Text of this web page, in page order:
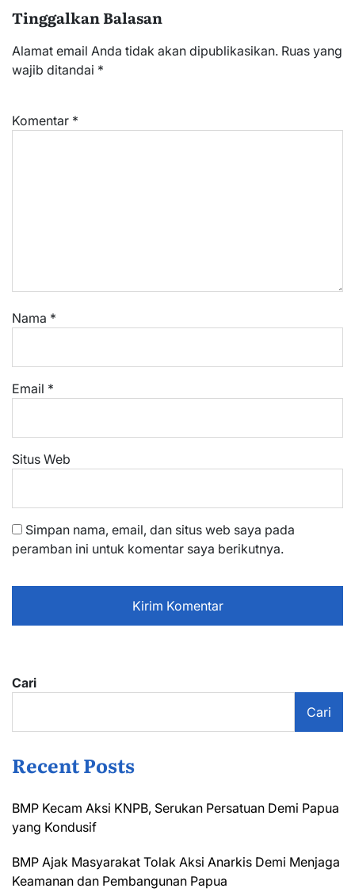
Tinggalkan Balasan
Alamat email Anda tidak akan dipublikasikan. Ruas yang
wajib ditandai *
Komentar *
Nama *
Email *
Situs Web
Simpan nama, email, dan situs web saya pada
peramban ini untuk komentar saya berikutnya.
Cari
Cari
Recent Posts
BMP Kecam Aksi KNPB, Serukan Persatuan Demi Papua
yang Kondusif
BMP Ajak Masyarakat Tolak Aksi Anarkis Demi Menjaga
Keamanan dan Pembangunan Papua